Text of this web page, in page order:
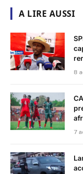
A LIRE AUSSI
8
7